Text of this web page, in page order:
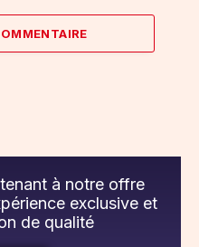
à notre offre
exclusive et
de qualité